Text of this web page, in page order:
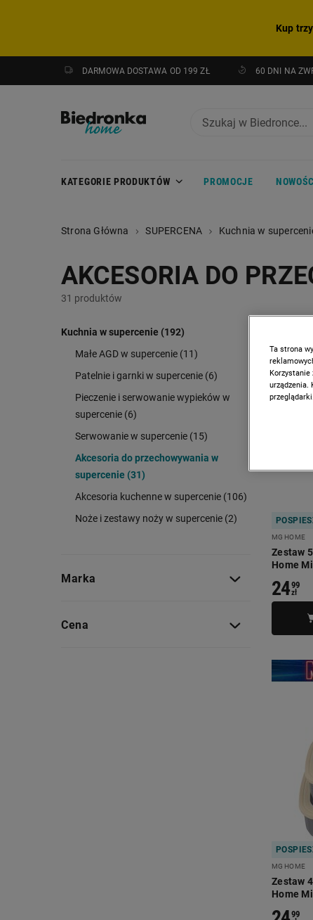
Kup
DARMOWA DOSTAWA OD 199 ZŁ 60 DNI NA
KATEGORIE PRODUKTÓW PROMOCJE
Strona Główna SUPERCENA Kuchnia w
AKCESORIA DO
31 produktów
Kuchnia w supercenie (192)
Małe AGD w supercenie (11)
Patelnie i garnki w supercenie (6)
Pieczenie i serwowanie wypieków w
supercenie (6)
Serwowanie w supercenie (15)
Akcesoria do przechowywania w
supercenie (31)
Akcesoria kuchenne w supercenie (106)
Noże i zestawy noży w supercenie (2)
Marka
Cena
MG HOME
Zestaw
Home
2499
zł
MG HOME
Zestaw
Home
99
Ta strona
Korzystanie
urządzenia.
przeglądarki.